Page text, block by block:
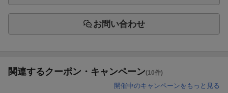
お問い合わせ
関連するクーポン・キャンペーン(10件)
開催中のキャンペーンをもっと見る